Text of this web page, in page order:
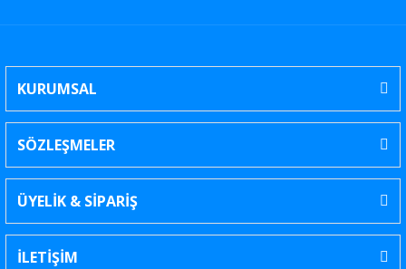
KURUMSAL
SÖZLEŞMELER
ÜYELİK & SİPARİŞ
İLETİŞİM